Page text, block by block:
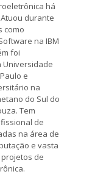
há
durante
como
na IBM
foi
e
na
do Sul do
Tem
de
na área de
e vasta
de